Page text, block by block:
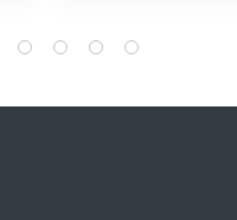
7 8 9 10